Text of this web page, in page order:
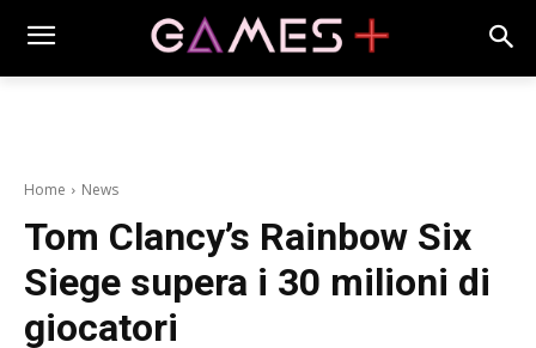
Home News
Tom Clancy’s Rainbow Six
Siege supera i 30 milioni di
giocatori